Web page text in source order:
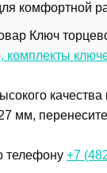
комфортной
Ключ
комплекты
мм,
телефону +7